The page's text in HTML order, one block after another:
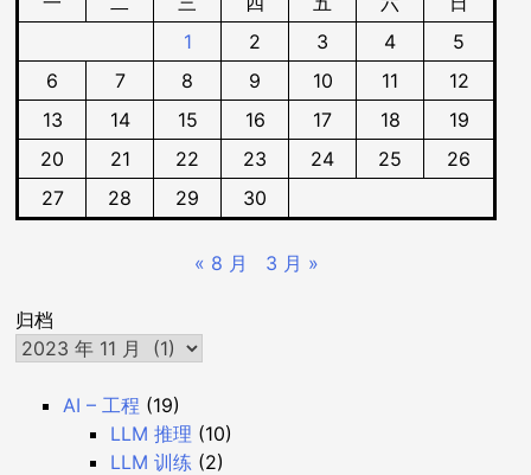
1
2 3 4
5
6
7 8 9 10 11
12
13
14 15 16 17 18
19
20
21 22 23 24 25
26
27
28 29 30
« 8 月 3 月 »
归档
AI – 工程 (19)
LLM 推理 (10)
LLM 训练 (2)